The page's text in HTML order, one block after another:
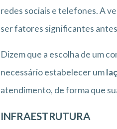
redes sociais e telefones. A
ser fatores significantes
Dizem que a escolha de um
necessário estabelecer um
atendimento, de forma que
INFRAESTRUTURA